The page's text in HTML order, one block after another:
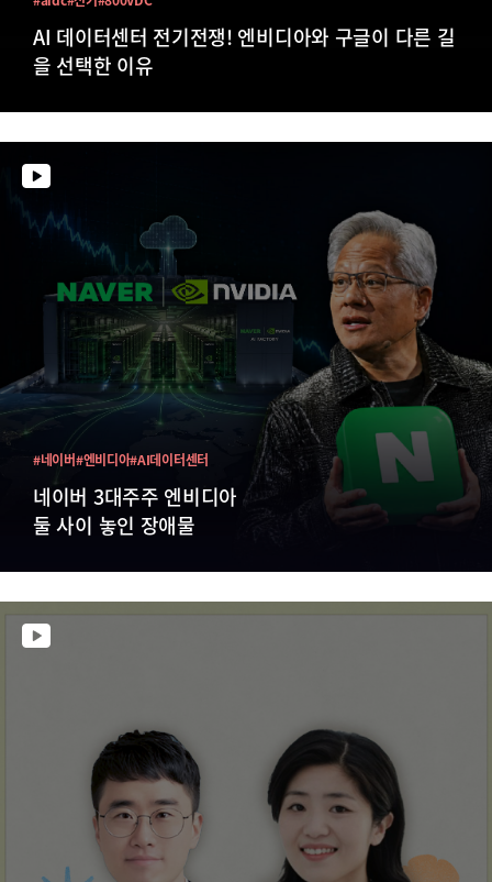
AI 데이터센터 전기전쟁! 엔비디아와 구글이 다른 길
을 선택한 이유
네이버 3대주주 엔비디아
둘 사이 놓인 장애물
#네이버#엔비디아#AI데이터센터